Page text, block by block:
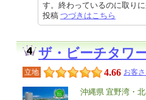
す。終わっているのに取り
投稿 つづきはこちら
ザ・ビーチタワ
立地 4.66 お客
エ
沖縄県 宜野湾・